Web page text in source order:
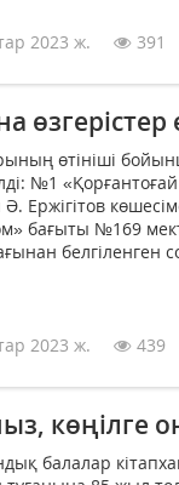
2023 ж. 391
өтініші
№1
бағыты №169
белгіленген
2023 ж. 439
көңілге
балалар